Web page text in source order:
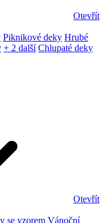
Otevřít
Piknikové deky Hrubé
+ 2 další Chlupaté deky
Otevřít
se vzorem Vánoční